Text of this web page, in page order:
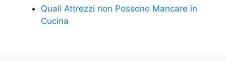
Quali Attrezzi non Possono Mancare in
Cucina